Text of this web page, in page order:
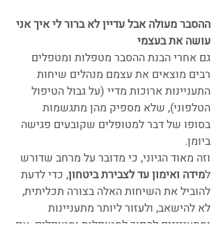
ההסבר מעולה אבל עדיין לא ברור לי איך אני
עושה את בעצמי
גם אחרי הבנת ההסבר מטפלות ומטפלים
רבים מוצאים את עצמם מנהלים שיחות
התעניינות ארוכות מדיי (על גבול הטיפול
הטלפוני), שלא מספיק מהן מתגשמות
בסופו של דבר למטופלים שקובעים פגישה
ביומן.
וזה מאוד הגיוני, כי מדובר על מרחב שדורש
למידה ואימון עד לצבירת ביטחון, כדי לדעת
להוביל את השיחות האלה בצורה תכליתית,
לא להישאב, ולעזור ליותר מתעניינות
ומתעניינים להפוך למטופלות ומטופלים. אם